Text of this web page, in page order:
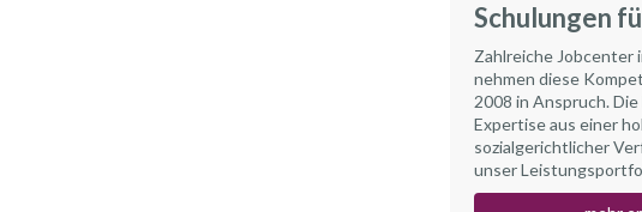
Schulungen
Zahlreiche Jobcenter
nehmen diese
2008 in Anspruch.
Expertise aus einer
sozialgerichtlicher
unser